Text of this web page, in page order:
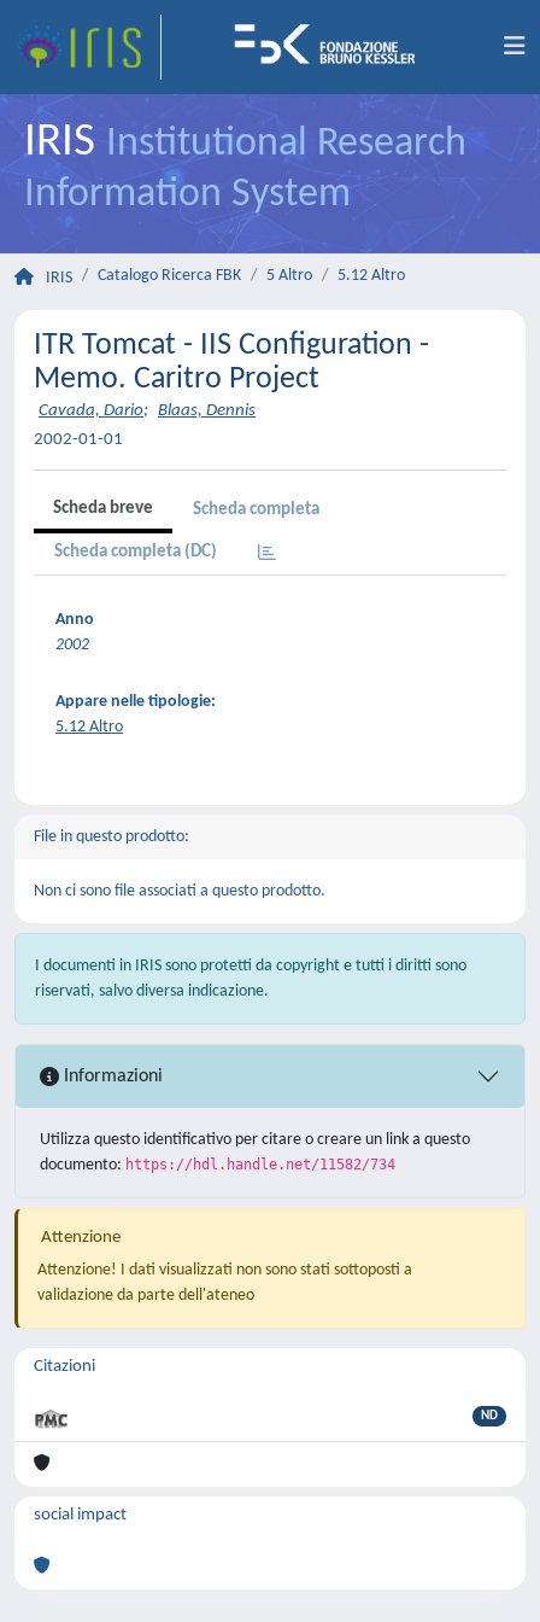
IRIS Institutional Research
Information System
IRIS Catalogo Ricerca FBK 5 Altro 5.12 Altro
ITR Tomcat - IIS Configuration -
Memo. Caritro Project
Cavada, Dario; Blaas, Dennis
2002-01-01
Scheda breve Scheda completa
Scheda completa (DC)
Anno
2002
Appare nelle tipologie:
5.12 Altro
File in questo prodotto:
Non ci sono file associati a questo prodotto.
I documenti in IRIS sono protetti da copyright e tutti i diritti sono
riservati, salvo diversa indicazione.
Informazioni
Utilizza questo identificativo per citare o creare un link a questo
documento: https://hdl.handle.net/11582/734
Attenzione
Attenzione! I dati visualizzati non sono stati sottoposti a
validazione da parte dell'ateneo
Citazioni
ND
social impact